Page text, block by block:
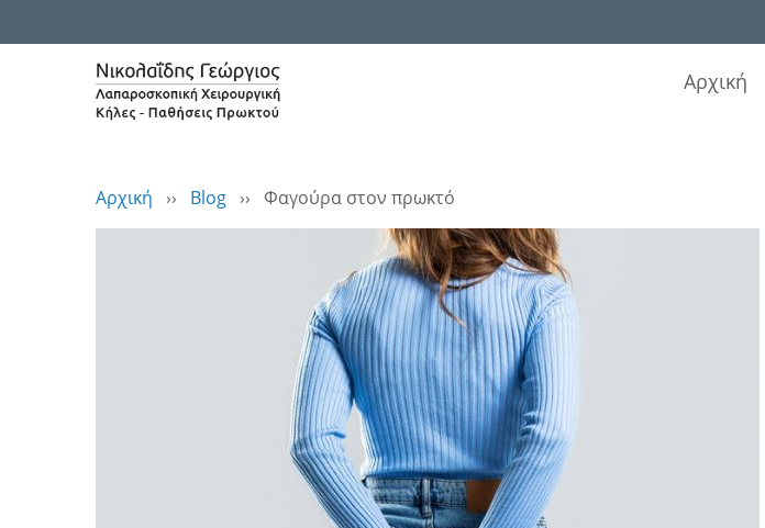
Αρχική
Αρχική ›› Blog ›› Φαγούρα στον πρωκτό